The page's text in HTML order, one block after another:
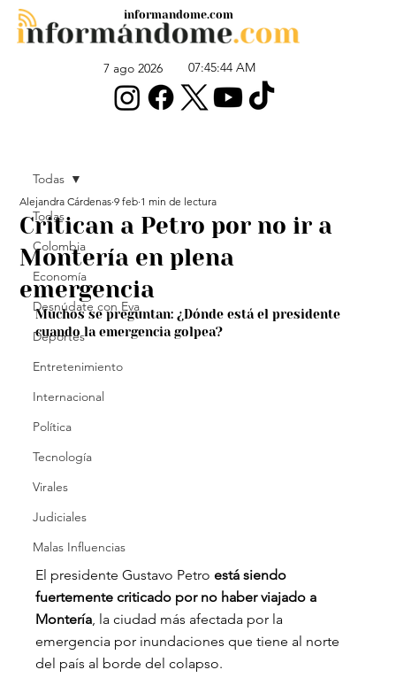
7 ago 2026 07:45:44 AM
informandome.com
Todas
Colombia
Economía
Desnúdate con Eva
Deportes
Entretenimiento
Internacional
Política
Tecnología
Virales
Judiciales
Malas Influencias
Todas
Critican a Petro por no ir a
Montería en plena
emergencia
Alejandra Cárdenas 9 feb 1 min de lectura
Muchos se preguntan: ¿Dónde está el presidente
cuando la emergencia golpea?
El presidente Gustavo Petro está siendo
fuertemente criticado por no haber viajado a
Montería, la ciudad más afectada por la
emergencia por inundaciones que tiene al norte
del país al borde del colapso.